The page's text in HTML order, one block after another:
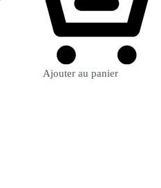
Ajouter au panier